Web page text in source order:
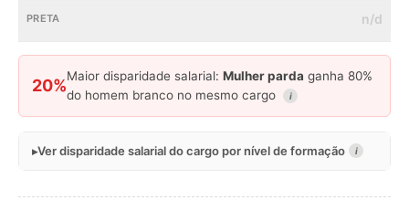
n/d
20%
Maior disparidade salarial: Mulher parda ganha 80%
do homem branco no mesmo cargo
i
Ver disparidade salarial do cargo por nível de formação i